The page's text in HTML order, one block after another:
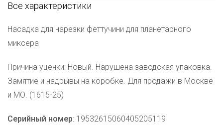
Все характеристики
Насадка для нарезки феттучини для планетарного
миксера
Причина уценки: Новый. Нарушена заводская упаковка.
Замятие и надрывы на коробке. Для продажи в Москве
и МО. (1615-25)
Серийный номер: 19532615060405205119